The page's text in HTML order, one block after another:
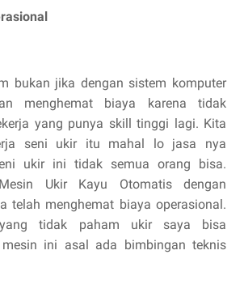
bukan jika dengan sistem komputer
menghemat biaya karena tidak
yang punya skill tinggi lagi. Kita
seni ukir itu mahal lo jasa nya
ukir ini tidak semua orang bisa.
Ukir Kayu Otomatis dengan
telah menghemat biaya operasional.
tidak paham ukir saya bisa
mesin ini asal ada bimbingan teknis